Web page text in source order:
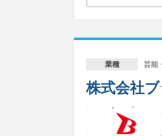
業種 芸能
株式会社